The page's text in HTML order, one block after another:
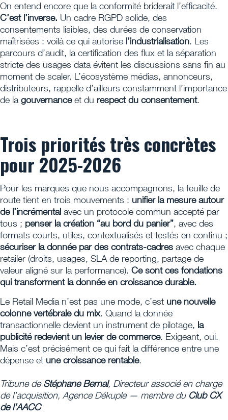
On entend encore que la conformité briderait l’efficacité.
C’est l’inverse. Un cadre RGPD solide, des
consentements lisibles, des durées de conservation
maîtrisées : voilà ce qui autorise l’industrialisation. Les
parcours d’audit, la certification des flux et la séparation
stricte des usages data évitent les discussions sans fin au
moment de scaler. L’écosystème médias, annonceurs,
distributeurs, rappelle d’ailleurs constamment l’importance
de la gouvernanceet du respect du consentement.
Trois priorités très concrètes
pour 2025-2026
Pour les marques que nous accompagnons, la feuille de
route tient en trois mouvements : unifier la mesure autour
de l’incrémental avec un protocole commun accepté par
tous ; penser la création “au bord du panier”, avec des
formats courts, utiles, contextualisés et testés en continu ;
sécuriser la donnée par des contrats-cadres avec chaque
retailer (droits, usages, SLA de reporting, partage de
valeur aligné sur la performance). Ce sont ces fondations
qui transforment la donnée en croissance durable.
Le Retail Media n’est pas une mode, c’est une nouvelle
colonne vertébrale du mix. Quand la donnée
transactionnelle devient un instrument de pilotage, la
publicité redevient un levier de commerce. Exigeant, oui.
Mais c’est précisément ce qui fait la différence entre une
dépense et une croissance rentable.
Tribune deStéphane Bernal, Directeur associé en charge
de l’acquisition, Agence Dékuple — membre du Club CX
de l’AACC